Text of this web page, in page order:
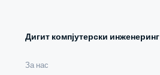
Дигит компјутерски инженеринг
За нас